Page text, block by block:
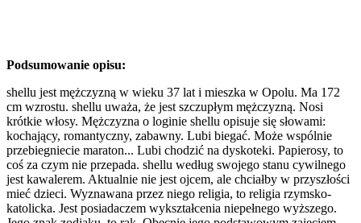
Podsumowanie opisu:
shellu jest mężczyzną w wieku 37 lat i mieszka w Opolu. Ma 172
cm wzrostu. shellu uważa, że jest szczupłym mężczyzną. Nosi
krótkie włosy. Mężczyzna o loginie shellu opisuje się słowami:
kochający, romantyczny, zabawny. Lubi biegać. Może wspólnie
przebiegniecie maraton... Lubi chodzić na dyskoteki. Papierosy, to
coś za czym nie przepada. shellu według swojego stanu cywilnego
jest kawalerem. Aktualnie nie jest ojcem, ale chciałby w przyszłości
mieć dzieci. Wyznawana przez niego religia, to religia rzymsko-
katolicka. Jest posiadaczem wykształcenia niepełnego wyższego.